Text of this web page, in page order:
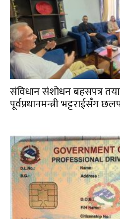
संविधान संशोधन बहसपत्र
पूर्वप्रधानमन्त्री भट्टराईसँग